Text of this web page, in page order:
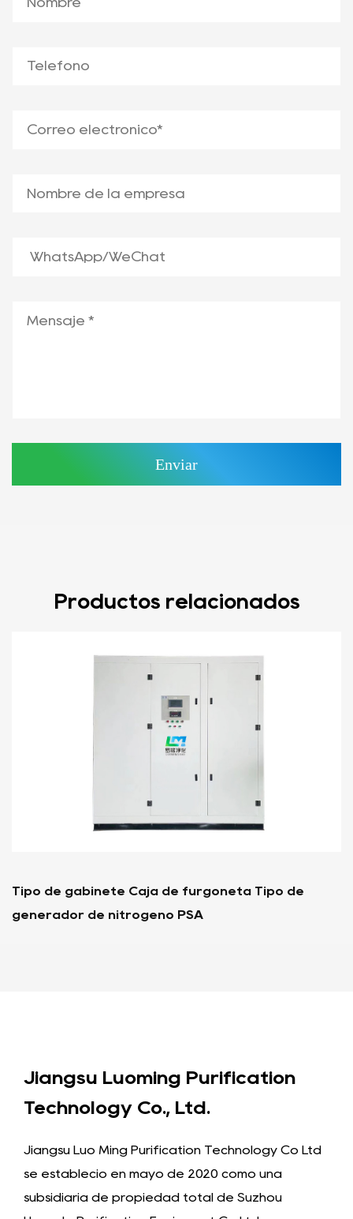
Productos relacionados
Tipo de Tipo de contenedor Generador
Jiangsu Luoming Purification
Technology Co., Ltd.
Jiangsu Luo Ming Purification Technology Co Ltd
se estableció en mayo de 2020 como una
subsidiaria de propiedad total de Suzhou